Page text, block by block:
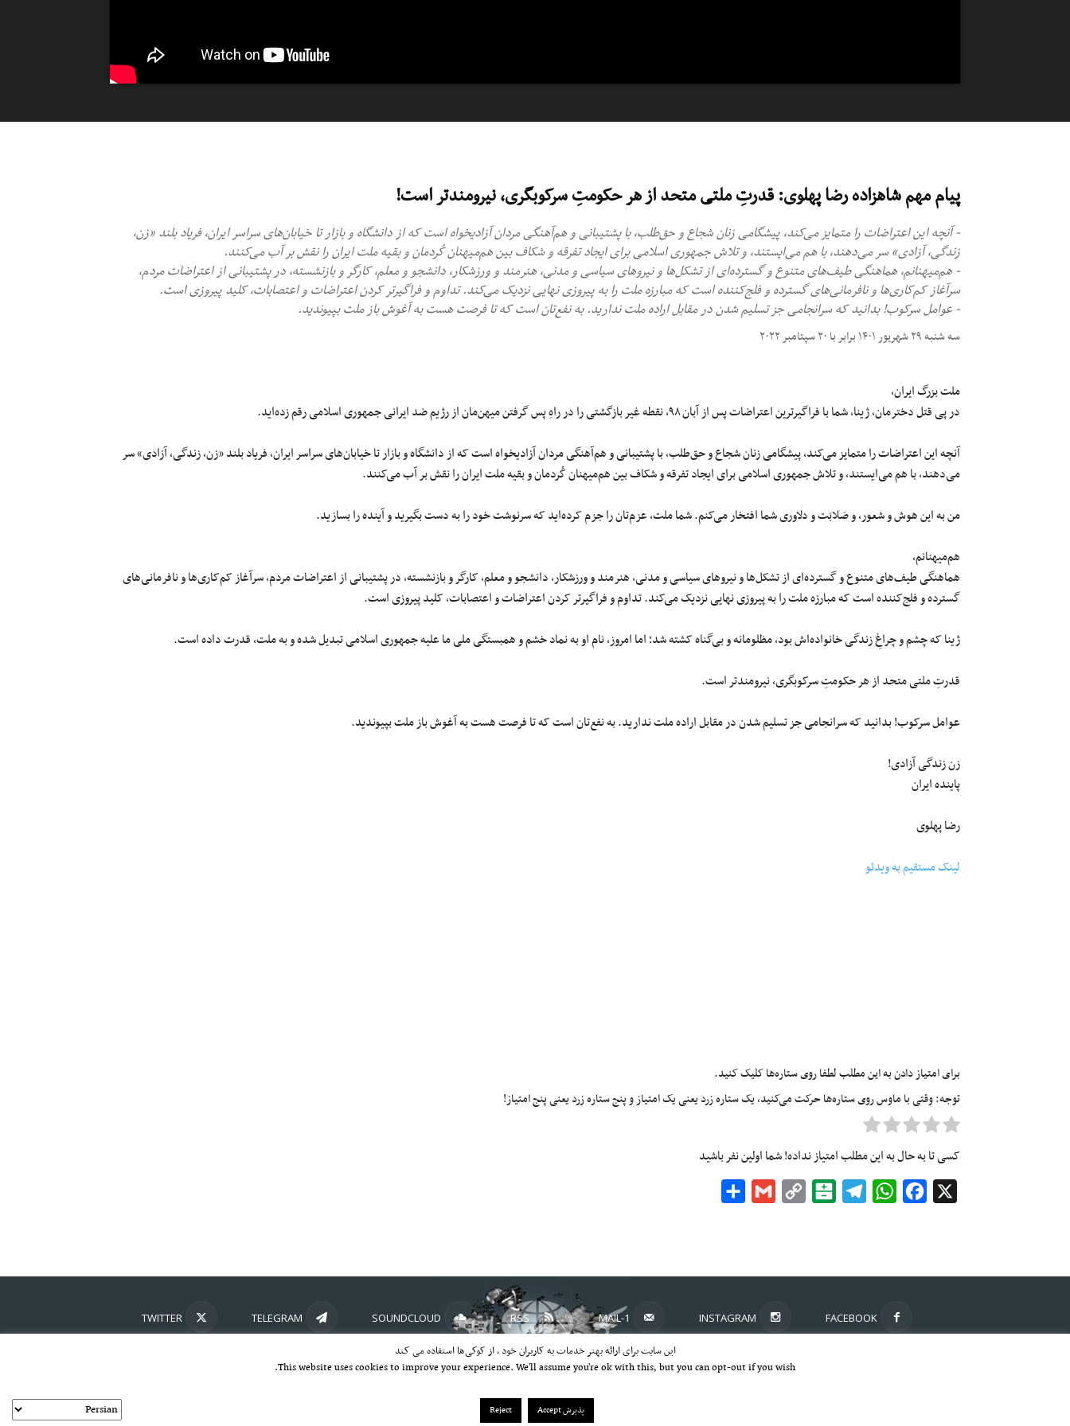
پیام مهم شاهزاده رضا پهلوی: قدرتِ ملتی متحد از هر حکومتِ سرکوبگری، نیرومندتر است!
- آنچه این اعتراضات را متمایز می‌کند، پیشگامی زنان شجاع و حق‌طلب، با پشتیبانی و هم‌آهنگی مردان آزادیخواه است که از دانشگاه و بازار تا خیابان‌های سراسر ایران، فریاد بلند «زن،
زندگی، آزادی» سر می‌دهند، با هم می‌ایستند، و تلاش جمهوری اسلامی برای ایجاد تفرقه و شکاف بین هم‌میهنان کُردمان و بقیه ملت ایران را نقش بر آب می‌کنند.
- هم‌میهنانم، هماهنگی طیف‌های متنوع و گسترده‌ای از تشکل‌ها و نیروهای سیاسی و مدنی، هنرمند و ورزشکار، دانشجو و معلم، کارگر و بازنشسته، در پشتیبانی از اعتراضات مردم،
سرآغاز کم‌کاری‌ها و نافرمانی‌های گسترده و فلج‌کننده است که مبارزه ملت را به پیروزی نهایی نزدیک می‌کند. تداوم و فراگیرتر کردن اعتراضات و اعتصابات، کلید پیروزی است.
- عوامل سرکوب! بدانید که سرانجامی جز تسلیم شدن در مقابل اراده ملت ندارید. به نفع‌تان است که تا فرصت هست به آغوش باز ملت بپیوندید.
سه شنبه ۲۹ شهریور ۱۴۰۱ برابر با ۲۰ سپتامبر ۲۰۲۲
ملت بزرگ ایران،
در پی قتل دخترمان، ژینا، شما با فراگیرترین اعتراضات پس از آبان ۹۸، نقطه غیر بازگشتی را در راهِ پس گرفتن میهن‌مان از رژیم ضد ایرانی جمهوری اسلامی رقم زده‌اید.
آنچه این اعتراضات را متمایز می‌کند، پیشگامی زنان شجاع و حق‌طلب، با پشتیبانی و هم‌آهنگی مردان آزادیخواه است که از دانشگاه و بازار تا خیابان‌های سراسر ایران، فریاد بلند «زن، زندگی، آزادی» سر
می‌دهند، با هم می‌ایستند، و تلاش جمهوری اسلامی برای ایجاد تفرقه و شکاف بین هم‌میهنان کُردمان و بقیه ملت ایران را نقش بر آب می‌کنند.
من به این هوش و شعور، و صَلابَت و دلاوری شما افتخار می‌کنم. شما ملت، عزم‌تان را جزم کرده‌اید که سرنوشت خود را به دست بگیرید و آینده را بسازید.
هم‌میهنانم،
هماهنگی طیف‌های متنوع و گسترده‌ای از تشکل‌ها و نیروهای سیاسی و مدنی، هنرمند و ورزشکار، دانشجو و معلم، کارگر و بازنشسته، در پشتیبانی از اعتراضات مردم، سرآغاز کم‌کاری‌ها و نافرمانی‌های
گسترده و فلج‌کننده است که مبارزه ملت را به پیروزی نهایی نزدیک می‌کند. تداوم و فراگیرتر کردن اعتراضات و اعتصابات، کلید پیروزی است.
ژینا که چشم و چراغِ زندگی خانواده‌اش بود، مظلومانه و بی‌گناه کشته شد؛ اما امروز، نام او به نماد خشم و همبستگی ملی ما علیه جمهوری اسلامی تبدیل شده و به ملت، قدرت داده است.
قدرتِ ملتی متحد از هر حکومتِ سرکوبگری، نیرومندتر است.
عوامل سرکوب! بدانید که سرانجامی جز تسلیم شدن در مقابل اراده ملت ندارید. به نفع‌تان است که تا فرصت هست به آغوش باز ملت بپیوندید.
زن زندگی آزادی!
پاینده ایران
رضا پهلوی
لینک مستقیم به ویدئو
برای امتیاز دادن به این مطلب لطفا روی ستاره‌ها کلیک کنید.
توجه: وقتی با ماوس روی ستاره‌ها حرکت می‌کنید، یک ستاره زرد یعنی یک امتیاز و پنج ستاره زرد یعنی پنج امتیاز!
کسی تا به حال به این مطلب امتیاز نداده! شما اولین نفر باشید
Facebook
WhatsApp
Telegram
Balatarin
Copy
Gmail
FACEBOOK
INSTAGRAM
MAIL-1
RSS
SOUNDCLOUD
TELEGRAM
TWITTER
YOUTUBE
این سایت برای ارائه بهتر خدمات به کاربران خود ، از کوکی‌ها استفاده می کند
This website uses cookies to improve your experience. We'll assume you're ok with this, but you can opt-out if you wish.
پذیرش Accept Reject